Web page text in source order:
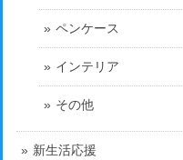
ペンケース
インテリア
その他
新生活応援